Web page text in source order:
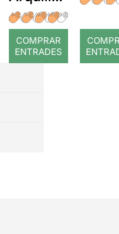
: Coral
romput
COMPRAR
ENTRADES